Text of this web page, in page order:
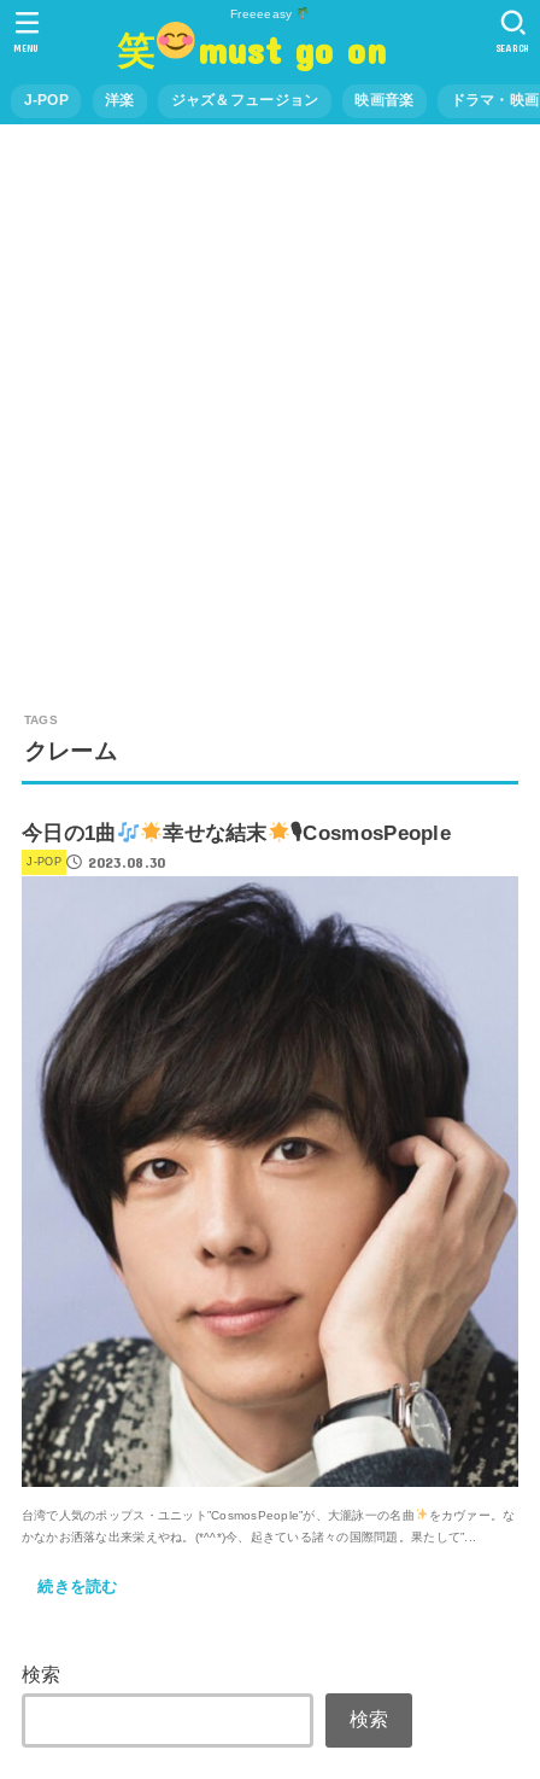
Freeeeasy
笑 must go on
J-POP 洋楽 ジャズ＆フュージョン 映画音楽 ドラマ・映
SEARCH
MENU
クレーム
今日の1曲 幸せな結末 🎙CosmosPeople
J-POP 2023.08.30
台湾で人気のポップス・ユニット”CosmosPeople”が、大瀧詠一の名曲
をカヴァー。な
かなかお洒落な出来栄えやね。(*^^*)今、起きている諸々の国際問題。果たして”...
続きを読む
検索
検索